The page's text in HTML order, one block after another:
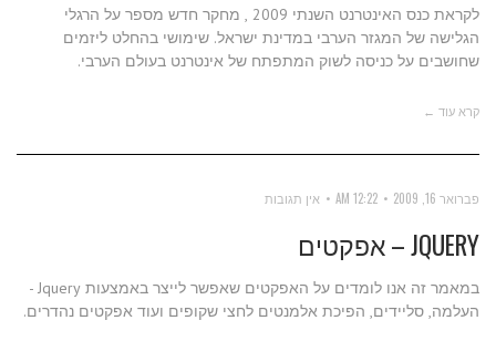
לקראת כנס האינטרנט השנתי 2009 , מחקר חדש מספר על הרגלי
הגלישה של המגזר הערבי במדינת ישראל. שימושי בהחלט ליזמים
שחושבים על כניסה לשוק המתפתח של אינטרנט בעולם הערבי.
קרא עוד ←
פברואר 16, 2009 12:22 AM אין תגובות
JQUERY – אפקטים
במאמר זה אנו לומדים על האפקטים שאפשר לייצר באמצעות Jquery -
העלמה, סליידים, הפיכת אלמנטים לחצי שקופים ועוד אפקטים נהדרים.